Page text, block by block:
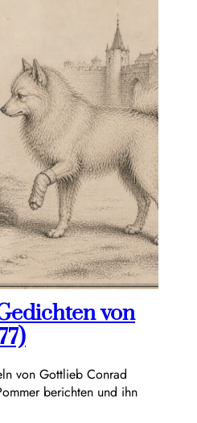
von
von Gottlieb Conrad
berichten und ihn